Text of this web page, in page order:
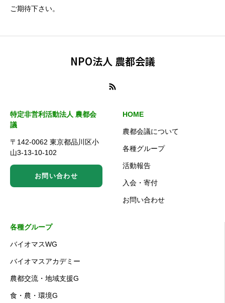
ご期待下さい。
NPO法人 農都会議
特定非営利活動法人 農都会
議
〒142-0062 東京都品川区小
山3-13-10-102
お問い合わせ
HOME
農都会議について
各種グループ
活動報告
入会・寄付
お問い合わせ
各種グループ
バイオマスWG
バイオマスアカデミー
農都交流・地域支援G
食・農・環境G